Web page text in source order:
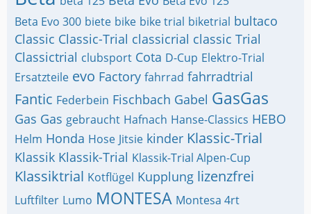
Beta Evo 300 biete bike bike trial biketrial bultaco
Classic Classic-Trial classicrial classic Trial
Classictrial clubsport Cota D-Cup Elektro-Trial
Ersatzteile evo Factory fahrrad fahrradtrial
Fantic Federbein Fischbach Gabel GasGas
Gas Gas gebraucht Hafnach Hanse-Classics HEBO
Helm Honda Hose Jitsie kinder Klassic-Trial
Klassik Klassik-Trial Klassik-Trial Alpen-Cup
Klassiktrial Kotflügel Kupplung lizenzfrei
Luftfilter Lumo MONTESA Montesa 4rt